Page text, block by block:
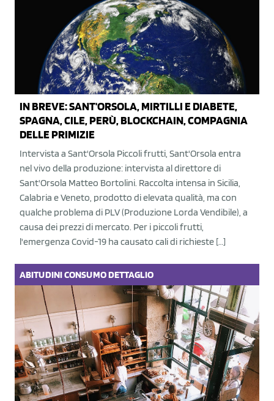
IN BREVE: SANT'ORSOLA, MIRTILLI E DIABETE,
SPAGNA, CILE, PERÙ, BLOCKCHAIN, COMPAGNIA
DELLE PRIMIZIE
Intervista a Sant'Orsola Piccoli frutti, Sant'Orsola entra
nel vivo della produzione: intervista al direttore di
Sant'Orsola Matteo Bortolini. Raccolta intensa in Sicilia,
Calabria e Veneto, prodotto di elevata qualità, ma con
qualche problema di PLV (Produzione Lorda Vendibile), a
causa dei prezzi di mercato. Per i piccoli frutti,
l'emergenza Covid-19 ha causato cali di richieste […]
ABITUDINICONSUMODETTAGLIO